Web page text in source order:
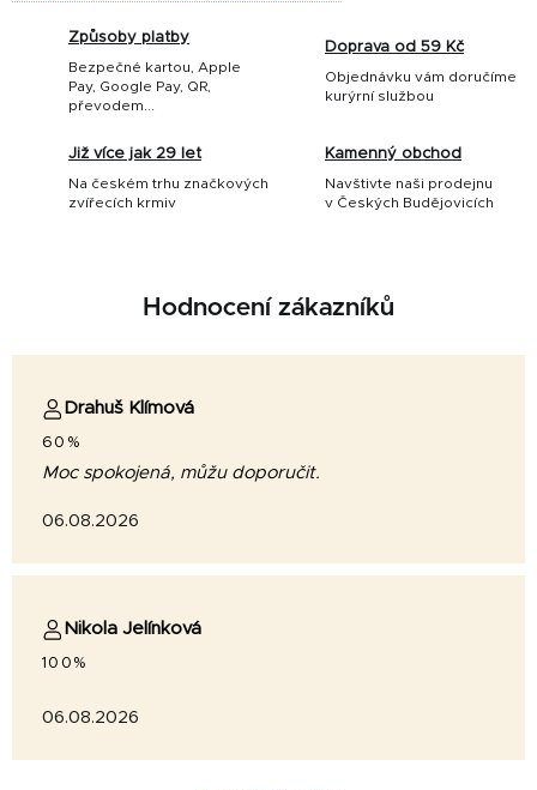
Způsoby platby
Bezpečné kartou, Apple
Pay, Google Pay, QR,
převodem...
Doprava od 59 Kč
Objednávku vám doručíme
kurýrní službou
Již více jak 29 let
Na českém trhu značkových
zvířecích krmiv
Kamenný obchod
Navštivte naši prodejnu
v Českých Budějovicích
Hodnocení zákazníků
Drahuš Klímová
60%
Moc spokojená, můžu doporučit.
06.08.2026
Nikola Jelínková
100%
06.08.2026